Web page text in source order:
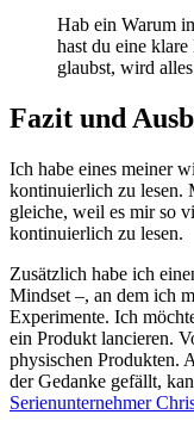
Hab ein Warum
hast du eine
glaubst, wird
Fazit und
Ich habe eines meiner
kontinuierlich zu lesen.
gleiche, weil es mir so
kontinuierlich zu lesen.
Zusätzlich habe ich
Mindset –, an dem ich
Experimente. Ich
ein Produkt lancieren.
physischen Produkten.
der Gedanke gefällt,
Serienunternehmer